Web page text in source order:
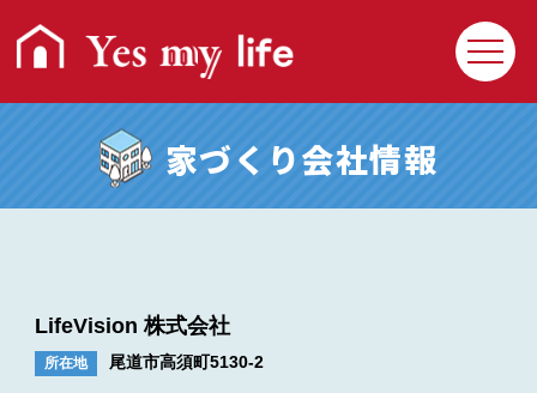
家づくり会社情報
LifeVision 株式会社
所在地 尾道市高須町5130-2